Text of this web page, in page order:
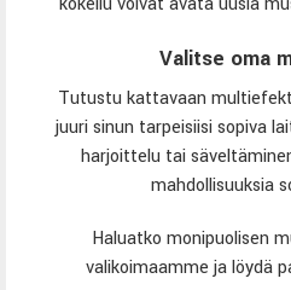
Valitse oma
Tutustu kattavaan
juuri sinun tarpeisiisi sopiva
harjoittelu tai
mahdollisuuksia
Haluatko monipuolisen
valikoimaamme ja löydä